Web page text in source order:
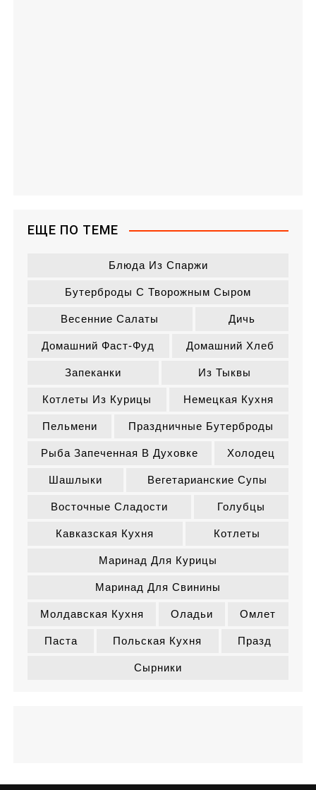
ЕЩЕ ПО ТЕМЕ
Блюда Из Спаржи
Бутерброды С Творожным Сыром
Весенние Салаты Дичь
Домашний Фаст-Фуд Домашний Хлеб
Запеканки Из Тыквы
Котлеты Из Курицы Немецкая Кухня
Пельмени Праздничные Бутерброды
Рыба Запеченная В Духовке Холодец
Шашлыки Вегетарианские Супы
Восточные Сладости Голубцы
Кавказская Кухня Котлеты
Маринад Для Курицы
Маринад Для Свинины
Молдавская Кухня Оладьи Омлет
Паста Польская Кухня Празд
Сырники